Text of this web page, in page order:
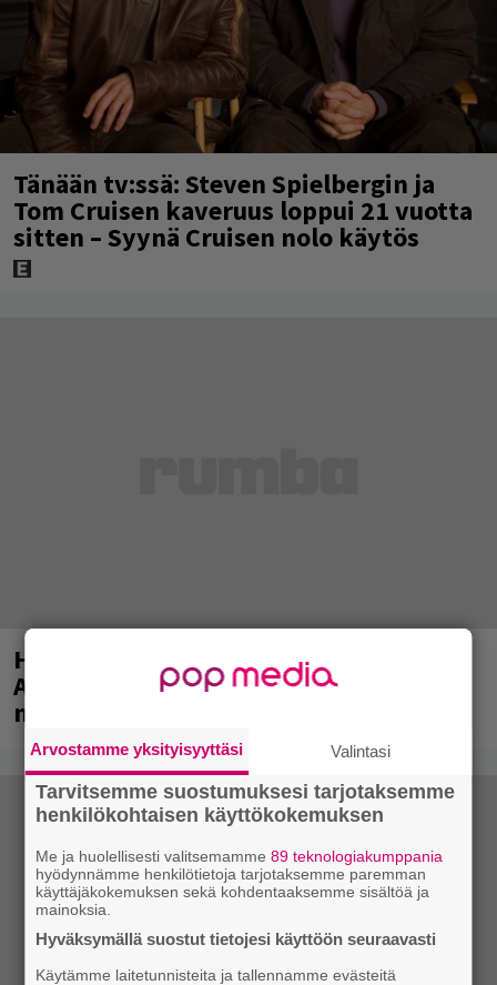
Tänään tv:ssä: Steven Spielbergin ja
Tom Cruisen kaveruus loppui 21 vuotta
sitten – Syynä Cruisen nolo käytös
Huomenna se ilmestyy – CMX:stä tutun
A.W. Yrjänän uutuusalbumi om
mammuttimainen kokonaisuus
Arvostamme yksityisyyttäsi Valintasi
Tarvitsemme suostumuksesi tarjotaksemme
henkilökohtaisen käyttökokemuksen
Me ja huolellisesti valitsemamme89 teknologiakumppania
hyödynnämme henkilötietoja tarjotaksemme paremman
käyttäjäkokemuksen sekä kohdentaaksemme sisältöä ja
mainoksia.
Hyväksymällä suostut tietojesi käyttöön seuraavasti
Käytämme laitetunnisteita ja tallennamme evästeitä